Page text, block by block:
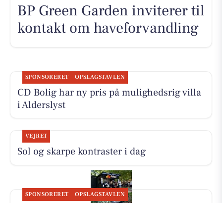
BP Green Garden inviterer til
kontakt om haveforvandling
SPONSORERET OPSLAGSTAVLEN
CD Bolig har ny pris på mulighedsrig villa
i Alderslyst
VEJRET
Sol og skarpe kontraster i dag
SPONSORERET OPSLAGSTAVLEN